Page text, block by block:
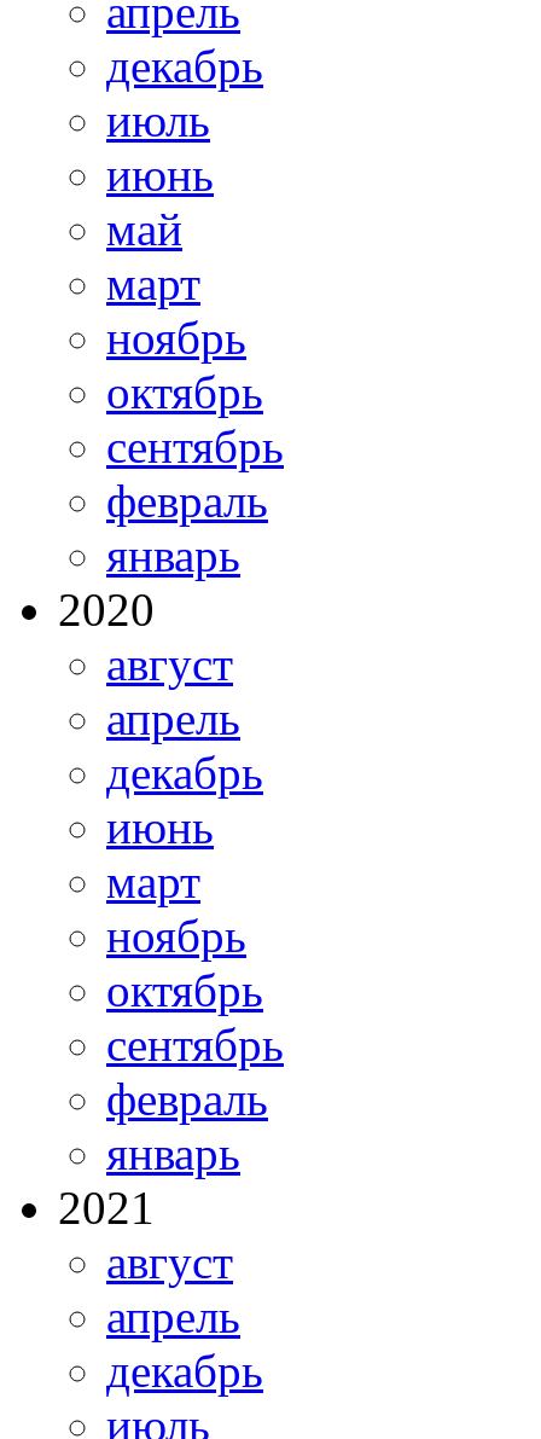
апрель
декабрь
июль
июнь
май
март
ноябрь
октябрь
сентябрь
февраль
январь
2020
август
апрель
декабрь
июнь
март
ноябрь
октябрь
сентябрь
февраль
январь
2021
август
апрель
декабрь
июль